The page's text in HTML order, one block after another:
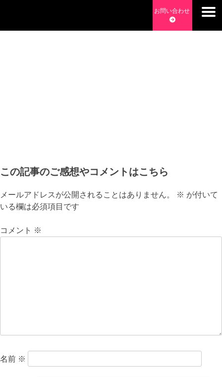
content
お問い合わせ
この記事のご感想やコメントはこちら
メールアドレスが公開されることはありません。 ※ が付いて
いる欄は必須項目です
コメント ※
名前 ※